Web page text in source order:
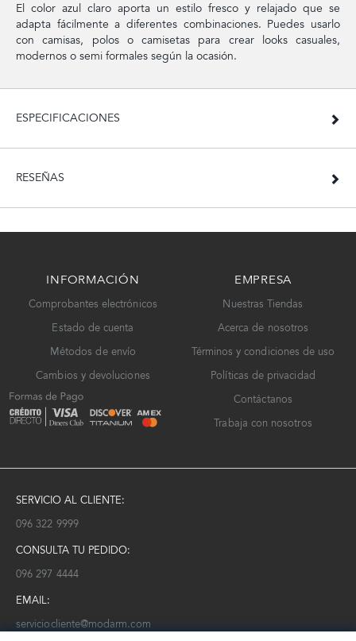
El color azul claro aporta un estilo fresco y relajado que se
adapta fácilmente a diferentes combinaciones. Puedes usarlo
con camisas, polos o camisetas para crear looks casuales,
modernos o semi formales según la ocasión.
ESPECIFICACIONES
RESEÑAS
INFORMACIÓN
Comprobantes electrónicos
Estado de cuenta
Métodos de envío
Cambios y devoluciones
EMPRESA
Nuestras Tiendas
Acerca de nosotros
Términos y condiciones de uso
Políticas de privacidad
Contáctanos
Trabaja con nosotros
SERVICIO AL CLIENTE:
096 322 9999
CONSULTA TU PEDIDO:
096 297 4444
EMAIL:
serviciocliente@modarm.com